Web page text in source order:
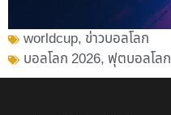
worldcup, ข่าวบอลโลก
บอลโลก 2026,ฟุตบอลโลก